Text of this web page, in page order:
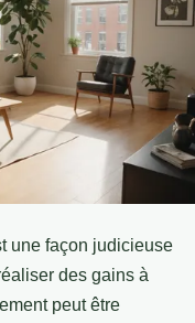
une façon judicieuse
des gains à
peut être